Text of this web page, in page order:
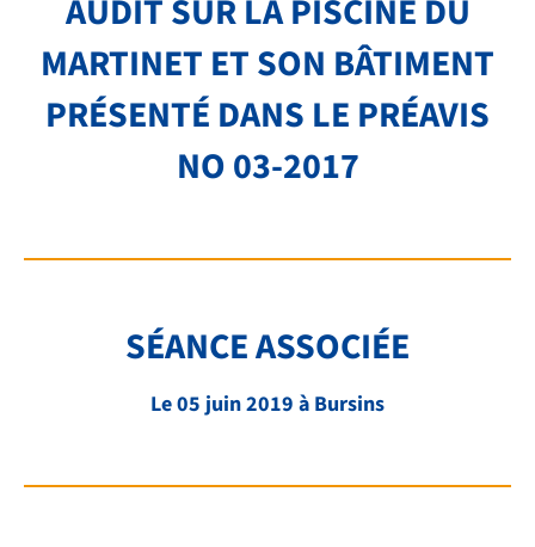
RECRUTEMENT
AUDIT SUR LA PISCINE DU
MARTINET ET SON BÂTIMENT
PRÉSENTÉ DANS LE PRÉAVIS
NO 03-2017
SÉANCE ASSOCIÉE
Le 05 juin 2019 à Bursins